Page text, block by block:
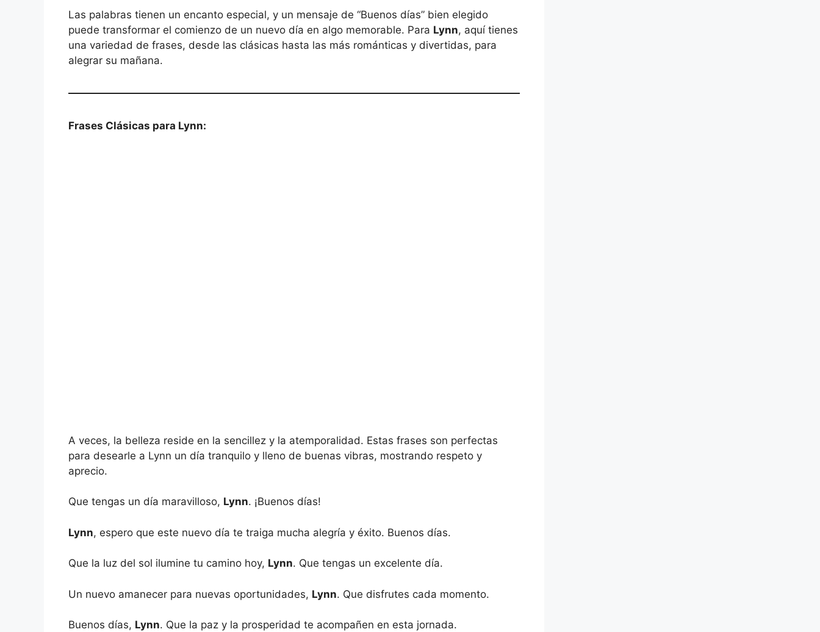
Las palabras tienen un encanto especial, y un mensaje de “Buenos días” bien elegido
puede transformar el comienzo de un nuevo día en algo memorable. Para Lynn, aquí tienes
una variedad de frases, desde las clásicas hasta las más románticas y divertidas, para
alegrar su mañana.
Frases Clásicas para Lynn:
A veces, la belleza reside en la sencillez y la atemporalidad. Estas frases son perfectas
para desearle a Lynn un día tranquilo y lleno de buenas vibras, mostrando respeto y
aprecio.
Que tengas un día maravilloso, Lynn. ¡Buenos días!
Lynn, espero que este nuevo día te traiga mucha alegría y éxito. Buenos días.
Que la luz del sol ilumine tu camino hoy, Lynn. Que tengas un excelente día.
Un nuevo amanecer para nuevas oportunidades, Lynn. Que disfrutes cada momento.
Buenos días, Lynn. Que la paz y la prosperidad te acompañen en esta jornada.